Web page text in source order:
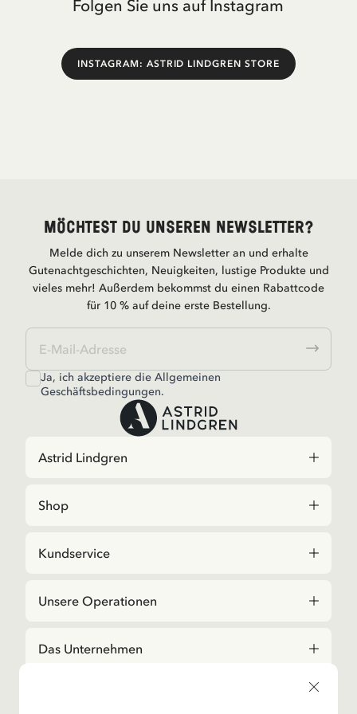
Folgen Sie uns auf Instagram
INSTAGRAM: ASTRID LINDGREN STORE
Möchtest du unseren Newsletter?
Melde dich zu unserem Newsletter an und erhalte
Gutenachtgeschichten, Neuigkeiten, lustige Produkte und
vieles mehr! Außerdem bekommst du einen Rabattcode
für 10 % auf deine erste Bestellung.
Ja, ich akzeptiere dieAllgemeinen
Geschäftsbedingungen.
Astrid Lindgren
Shop
Kundservice
Unsere Operationen
Das Unternehmen